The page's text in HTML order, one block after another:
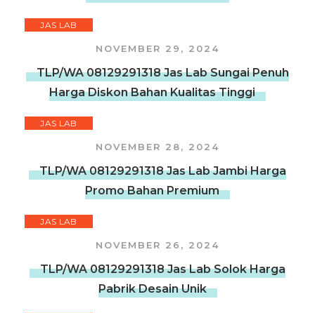
JAS LAB
NOVEMBER 29, 2024
TLP/WA 08129291318 Jas Lab Sungai Penuh
Harga Diskon Bahan Kualitas Tinggi
JAS LAB
NOVEMBER 28, 2024
TLP/WA 08129291318 Jas Lab Jambi Harga
Promo Bahan Premium
JAS LAB
NOVEMBER 26, 2024
TLP/WA 08129291318 Jas Lab Solok Harga
Pabrik Desain Unik